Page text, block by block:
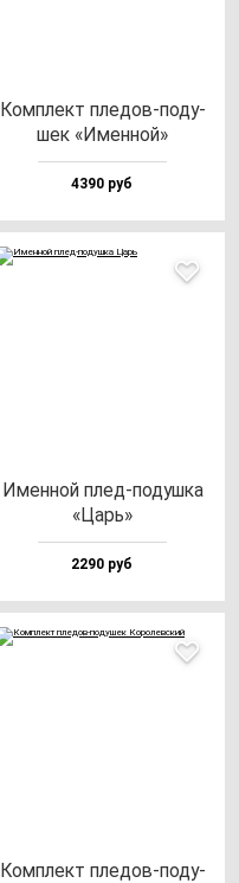
Ком­плект пле­дов-по­ду­
шек «Имен­ной»
4390 руб
Имен­ной плед-по­душ­ка
«Царь»
2290 руб
Ком­плект пле­дов-по­ду­